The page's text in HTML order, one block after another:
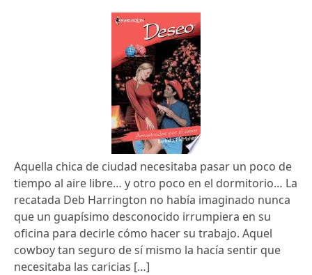
Aquella chica de ciudad necesitaba pasar un poco de
tiempo al aire libre… y otro poco en el dormitorio… La
recatada Deb Harrington no había imaginado nunca
que un guapísimo desconocido irrumpiera en su
oficina para decirle cómo hacer su trabajo. Aquel
cowboy tan seguro de sí mismo la hacía sentir que
necesitaba las caricias […]